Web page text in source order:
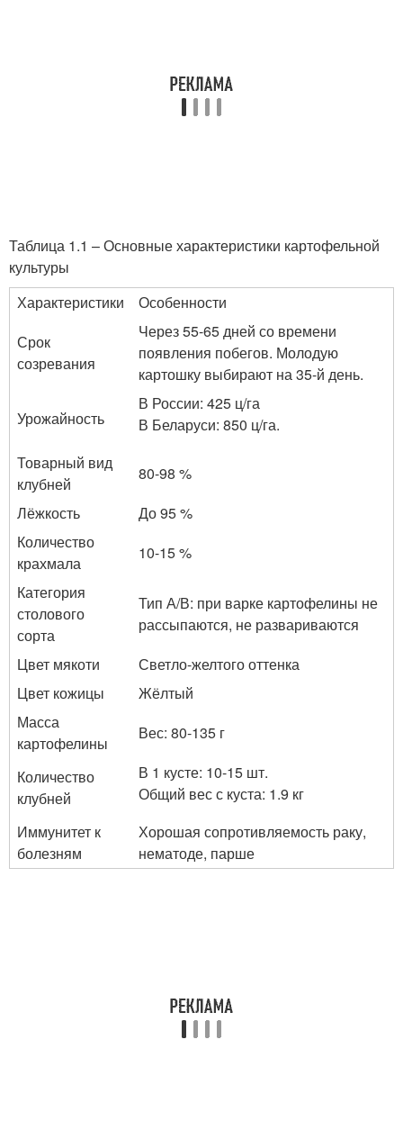
Таблица 1.1 – Основные характеристики картофельной
культуры
Характеристики
Особенности
Срок
созревания
Через 55-65 дней со времени
появления побегов. Молодую
картошку выбирают на 35-й день.
Урожайность
В России: 425 ц/га
В Беларуси: 850 ц/га.
Товарный вид
клубней
80-98 %
Лёжкость
До 95 %
Количество
крахмала
10-15 %
Категория
столового
сорта
Тип А/В: при варке картофелины не
рассыпаются, не развариваются
Цвет мякоти
Светло-желтого оттенка
Цвет кожицы
Жёлтый
Масса
картофелины
Вес: 80-135 г
Количество
клубней
В 1 кусте: 10-15 шт.
Общий вес с куста: 1.9 кг
Иммунитет к
болезням
Хорошая сопротивляемость раку,
нематоде, парше